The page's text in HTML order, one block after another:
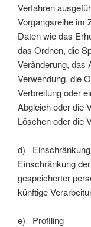
Verfahren
Vorgangsreihe im
Daten wie das
das Ordnen, die
Veränderung, das
Verwendung, die
Verbreitung oder
Abgleich oder die
Löschen oder die
d) Einschränkung
Einschränkung
gespeicherter
künftige
e) Profiling